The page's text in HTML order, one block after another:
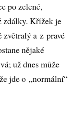
po zelené,
zdálky. Křížek je
zvětralý a z pravé
nějaké
už dnes může
jde o „normální“